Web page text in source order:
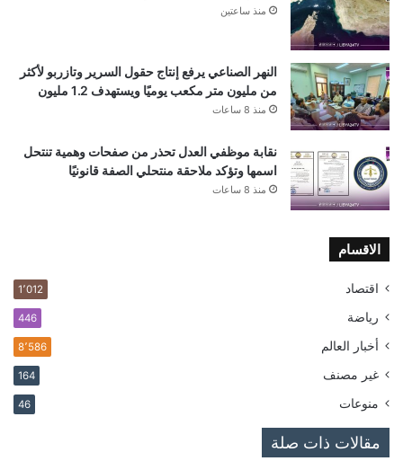
منذ ساعتين
النهر الصناعي يرفع إنتاج حقول السرير وتازربو لأكثر
من مليون متر مكعب يوميًا ويستهدف 1.2 مليون
منذ 8 ساعات
نقابة موظفي العدل تحذر من صفحات وهمية تنتحل
اسمها وتؤكد ملاحقة منتحلي الصفة قانونيًا
منذ 8 ساعات
الاقسام
اقتصاد 1٬012
رياضة 446
أخبار العالم 8٬586
غير مصنف 164
منوعات 46
مقالات ذات صلة